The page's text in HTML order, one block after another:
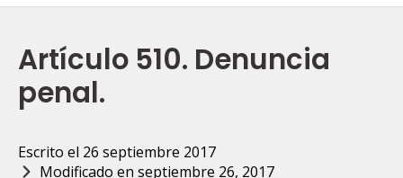
Artículo 510. Denuncia
penal.
Escrito el 26 septiembre 2017
Modificado en septiembre 26, 2017